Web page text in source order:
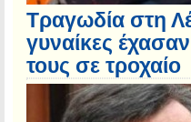
Τραγωδία στη
γυναίκες
τους σε τροχαίο